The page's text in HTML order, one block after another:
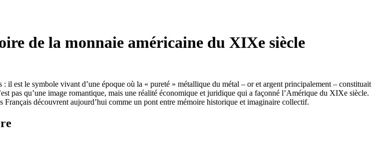
de la monnaie américaine du XIXe siècle
est le symbole vivant d’une époque où la « pureté » métallique du métal – or et argent principalement – constituait
pas qu’une image romantique, mais une réalité économique et juridique qui a façonné l’Amérique du XIXe siècle.
Français découvrent aujourd’hui comme un pont entre mémoire historique et imaginaire collectif.